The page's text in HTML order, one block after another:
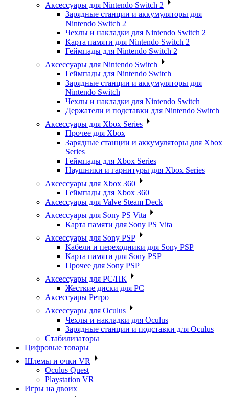
Аксессуары для Nintendo Switch 2
Зарядные станции и аккумуляторы для
Nintendo Switch 2
Чехлы и накладки для Nintendo Switch 2
Карта памяти для Nintendo Switch 2
Геймпады для Nintendo Switch 2
Аксессуары для Nintendo Switch
Геймпады для Nintendo Switch
Зарядные станции и аккумуляторы для
Nintendo Switch
Чехлы и накладки для Nintendo Switch
Держатели и подставки для Nintendo Switch
Аксессуары для Xbox Series
Прочее для Xbox
Зарядные станции и аккумуляторы для Xbox
Series
Геймпады для Xbox Series
Наушники и гарнитуры для Xbox Series
Аксессуары для Xbox 360
Геймпады для Xbox 360
Аксессуары для Valve Steam Deck
Аксессуары для Sony PS Vita
Карта памяти для Sony PS Vita
Аксессуары для Sony PSP
Кабели и переходники для Sony PSP
Карта памяти для Sony PSP
Прочее для Sony PSP
Аксессуары для PC/ПК
Жесткие диски для PC
Аксессуары Ретро
Аксессуары для Oculus
Чехлы и накладки для Oculus
Зарядные станции и подставки для Oculus
Стабилизаторы
Цифровые товары
Шлемы и очки VR
Oculus Quest
Playstation VR
Игры на двоих